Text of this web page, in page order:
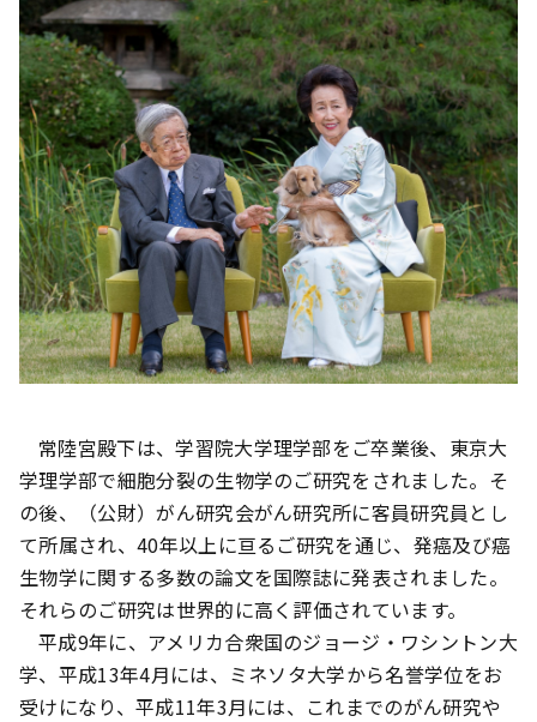
常陸宮殿下は、学習院大学理学部をご卒業後、東京大
学理学部で細胞分裂の生物学のご研究をされました。そ
の後、（公財）がん研究会がん研究所に客員研究員とし
て所属され、40年以上に亘るご研究を通じ、発癌及び癌
生物学に関する多数の論文を国際誌に発表されました。
それらのご研究は世界的に高く評価されています。
平成9年に、アメリカ合衆国のジョージ・ワシントン大
学、平成13年4月には、ミネソタ大学から名誉学位をお
受けになり、平成11年3月には、これまでのがん研究や